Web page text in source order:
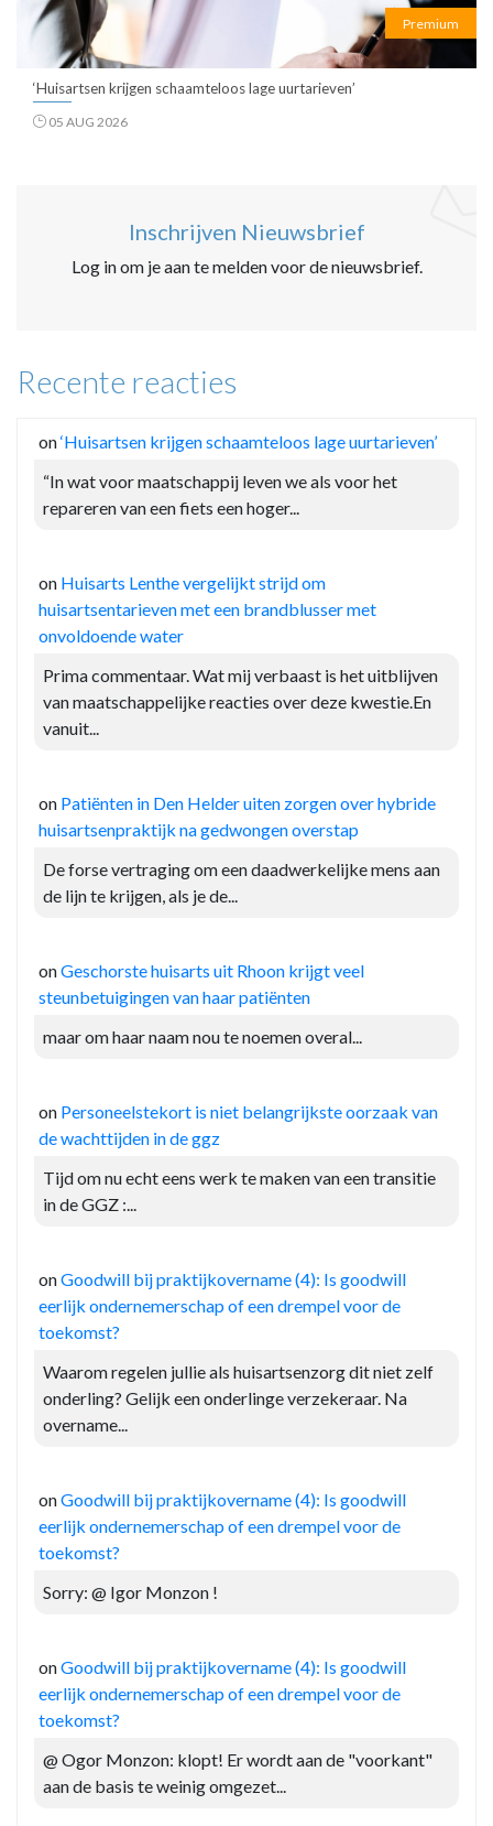
Premium
‘Huisartsen krijgen schaamteloos lage uurtarieven’
05 AUG 2026
Inschrijven Nieuwsbrief
Log in om je aan te melden voor de nieuwsbrief.
Recente reacties
on‘Huisartsen krijgen schaamteloos lage uurtarieven’
“In wat voor maatschappij leven we als voor het
repareren van een fiets een hoger...
on Huisarts Lenthe vergelijkt strijd om
huisartsentarieven met een brandblusser met
onvoldoende water
Prima commentaar. Wat mij verbaast is het uitblijven
van maatschappelijke reacties over deze kwestie.En
vanuit...
on Patiënten in Den Helder uiten zorgen over hybride
huisartsenpraktijk na gedwongen overstap
De forse vertraging om een daadwerkelijke mens aan
de lijn te krijgen, als je de...
onGeschorste huisarts uit Rhoon krijgt veel
steunbetuigingen van haar patiënten
maar om haar naam nou te noemen overal...
on Personeelstekort is niet belangrijkste oorzaak van
de wachttijden in de ggz
Tijd om nu echt eens werk te maken van een transitie
in de GGZ :...
onGoodwill bij praktijkovername (4): Is goodwill
eerlijk ondernemerschap of een drempel voor de
toekomst?
Waarom regelen jullie als huisartsenzorg dit niet zelf
onderling? Gelijk een onderlinge verzekeraar. Na
overname...
onGoodwill bij praktijkovername (4): Is goodwill
eerlijk ondernemerschap of een drempel voor de
toekomst?
Sorry: @ Igor Monzon !
onGoodwill bij praktijkovername (4): Is goodwill
eerlijk ondernemerschap of een drempel voor de
toekomst?
@ Ogor Monzon: klopt! Er wordt aan de "voorkant"
aan de basis te weinig omgezet...